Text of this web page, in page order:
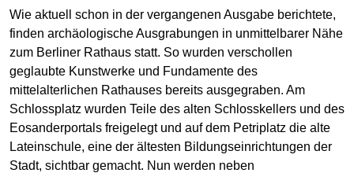
Wie aktuell
schon in der vergangenen Ausgabe berichtete,
finden archäologische Ausgrabungen in unmittelbarer Nähe
zum Berliner Rathaus statt. So wurden verschollen
geglaubte Kunstwerke und Fundamente des
mittelalterlichen Rathauses bereits ausgegraben. Am
Schlossplatz wurden Teile des alten Schlosskellers und des
Eosanderportals freigelegt und auf dem Petriplatz die alte
Lateinschule, eine der ältesten Bildungseinrichtungen der
Stadt, sichtbar gemacht. Nun werden neben